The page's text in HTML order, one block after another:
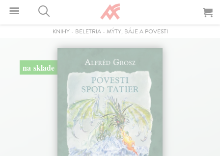
KNIHY- BELETRIA- MÝTY, BÁJE A POVESTI
na sklade